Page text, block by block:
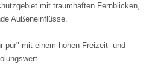
mit traumhaften Fernblicken,
Außeneinflüsse.
pur" mit einem hohen Freizeit- und